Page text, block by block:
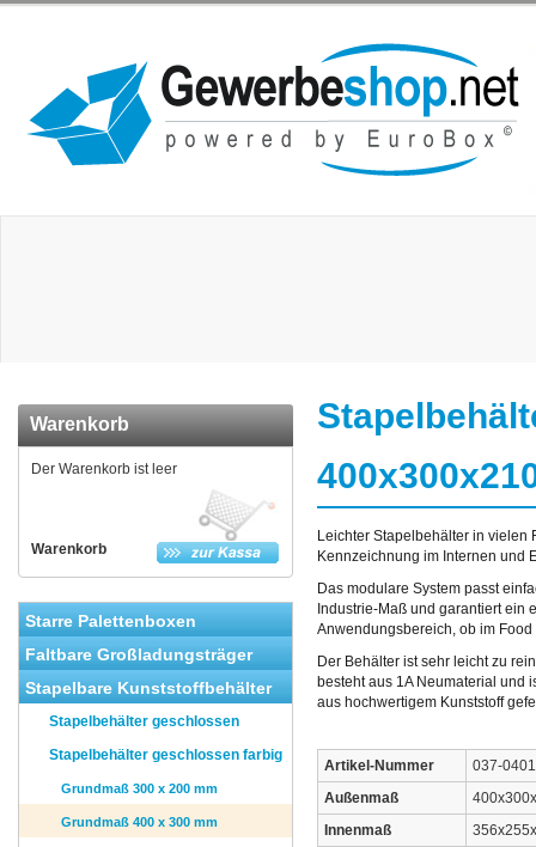
Warenkorb
Warenkorb
Der Warenkorb ist leer
Starre Palettenboxen
Faltbare Großladungsträger
Stapelbare Kunststoffbehälter
Stapelbehälter geschlossen
Stapelbehälter geschlossen farbig
Grundmaß 300 x 200 mm
Grundmaß 400 x 300 mm
Leichter Stapelbehälter in vielen
Kennzeichnung im Internen und
Das modulare System passt
Industrie-Maß und garantiert ein
Anwendungsbereich, ob im
Der Behälter ist sehr leicht zu
besteht aus 1A Neumaterial und
aus hochwertigem Kunststoff
Artikel-Nummer
037-
Außenmaß
Innenmaß